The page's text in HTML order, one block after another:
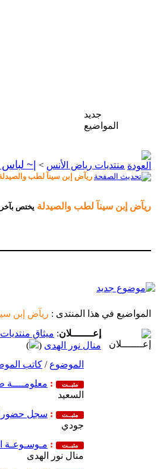
جديد
المواضيع
منتديات رياض الأنس > |~ لباس
ريآض إبن سينآ لطب
ريآض إبن سينآ لطب والصيدلة يختص بآخر
المواضيع في هذا المنتدى : ريآض إبن
إعـــــــلان: ميثاق
منال نور الهدى (
)
الموضوع / كاتب
مثبــت : معلومــــة
السعيد
مثبــت : سجل
جودي
مثبــت : مـوسـوعـة
منال نور الهدى